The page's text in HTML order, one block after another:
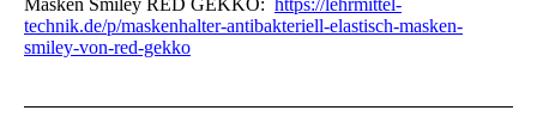
technik.de/p/maskenhalter-antibakteriell-elastisch-masken-
smiley-von-red-gekko